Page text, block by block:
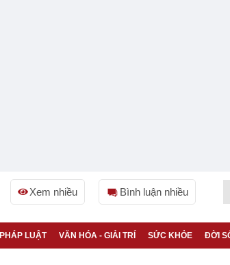
Xem nhiều Bình luận nhiều
PHÁP LUẬT VĂN HÓA - GIẢI TRÍ SỨC KHỎE ĐỜI